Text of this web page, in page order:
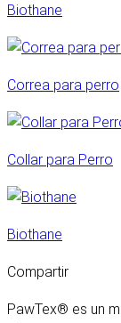
Biothane
Correa para perro
Collar para Perro
Biothane
Compartir
PawTex® es un